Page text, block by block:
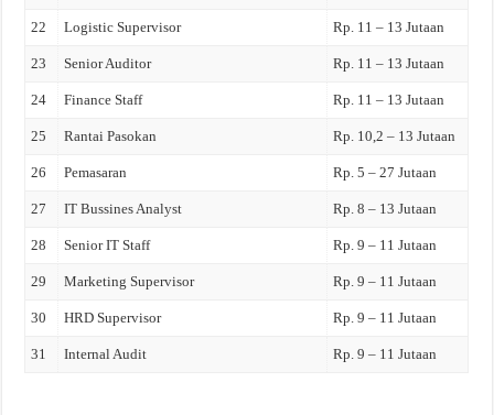
22 Logistic Supervisor Rp. 11 – 13 Jutaan
23 Senior Auditor Rp. 11 – 13 Jutaan
24 Finance Staff Rp. 11 – 13 Jutaan
25 Rantai Pasokan Rp. 10,2 – 13 Jutaan
26 Pemasaran Rp. 5 – 27 Jutaan
27 IT Bussines Analyst Rp. 8 – 13 Jutaan
28 Senior IT Staff Rp. 9 – 11 Jutaan
29 Marketing Supervisor Rp. 9 – 11 Jutaan
30 HRD Supervisor Rp. 9 – 11 Jutaan
31 Internal Audit Rp. 9 – 11 Jutaan